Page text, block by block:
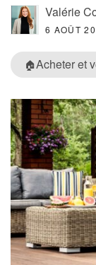
Valérie
6 AOÛT
🏠Acheter et